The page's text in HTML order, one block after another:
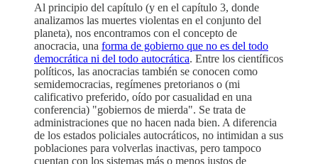
Al principio del capítulo (y en el capítulo 3, donde
analizamos las muertes violentas en el conjunto del
planeta), nos encontramos con el concepto de
anocracia, una forma de gobierno que no es del todo
democrática ni del todo autocrática. Entre los científicos
políticos, las anocracias también se conocen como
semidemocracias, regímenes pretorianos o (mi
calificativo preferido, oído por casualidad en una
conferencia) "gobiernos de mierda". Se trata de
administraciones que no hacen nada bien. A diferencia
de los estados policiales autocráticos, no intimidan a sus
poblaciones para volverlas inactivas, pero tampoco
cuentan con los sistemas más o menos justos de